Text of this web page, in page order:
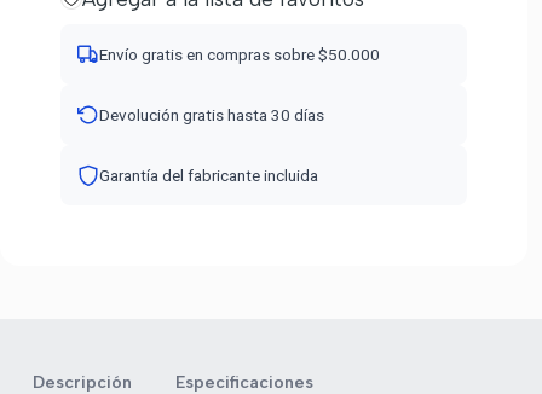
Envío gratis en compras sobre $50.000
Devolución gratis hasta 30 días
Garantía del fabricante incluida
Descripción Especificaciones